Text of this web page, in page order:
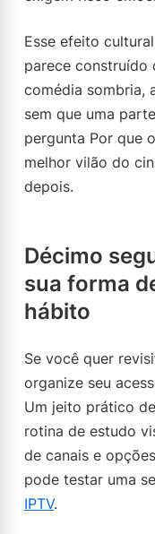
Esse efeito
parece construído
comédia sombria,
sem que uma
pergunta Por que
melhor vilão do
depois.
Décimo
sua forma
hábito
Se você quer
organize seu
Um jeito prático
rotina de estudo
de canais e
pode testar uma
IPTV.